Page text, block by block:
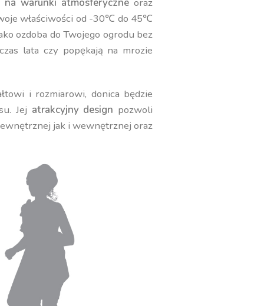
właściwości od -30℃ do 45℃
ozdoba do Twojego ogrodu bez
lata czy popękają na mrozie
i rozmiarowi, donica będzie
Jej atrakcyjny design pozwoli
jak i wewnętrznej oraz